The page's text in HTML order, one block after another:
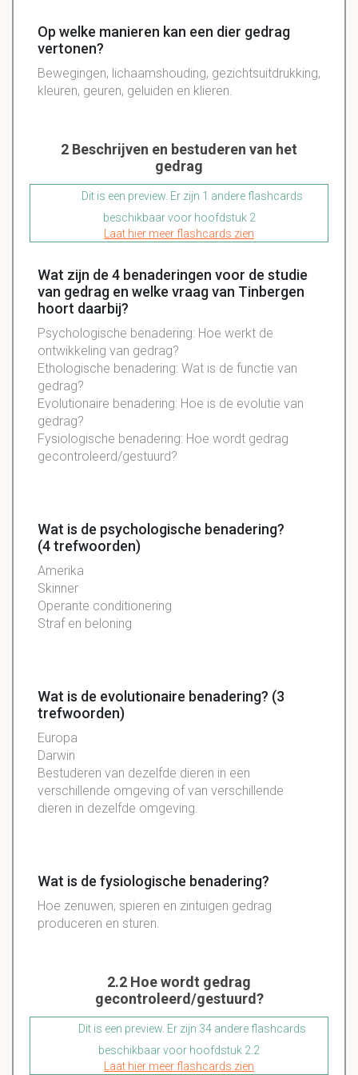
Op welke manieren kan een dier gedrag
vertonen?
Bewegingen, lichaamshouding, gezichtsuitdrukking,
kleuren, geuren, geluiden en klieren.
2 Beschrijven en bestuderen van het
gedrag
Dit is een preview. Er zijn 1 andere flashcards
beschikbaar voor hoofdstuk 2
Laat hier meer flashcards zien
Wat zijn de 4 benaderingen voor de studie
van gedrag en welke vraag van Tinbergen
hoort daarbij?
Psychologische benadering: Hoe werkt de
ontwikkeling van gedrag?
Ethologische benadering: Wat is de functie van
gedrag?
Evolutionaire benadering: Hoe is de evolutie van
gedrag?
Fysiologische benadering: Hoe wordt gedrag
gecontroleerd/gestuurd?
Wat is de psychologische benadering?
(4 trefwoorden)
Amerika
Skinner
Operante conditionering
Straf en beloning
Wat is de evolutionaire benadering? (3
trefwoorden)
Europa
Darwin
Bestuderen van dezelfde dieren in een
verschillende omgeving of van verschillende
dieren in dezelfde omgeving.
Wat is de fysiologische benadering?
Hoe zenuwen, spieren en zintuigen gedrag
produceren en sturen.
2.2 Hoe wordt gedrag
gecontroleerd/gestuurd?
Dit is een preview. Er zijn 34 andere flashcards
beschikbaar voor hoofdstuk 2.2
Laat hier meer flashcards zien